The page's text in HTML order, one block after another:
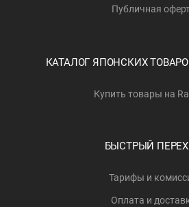
Публичная
КАТАЛОГ ЯПОНСКИХ
Купить товары на
БЫСТРЫЙ
Тарифы и
Оплата и